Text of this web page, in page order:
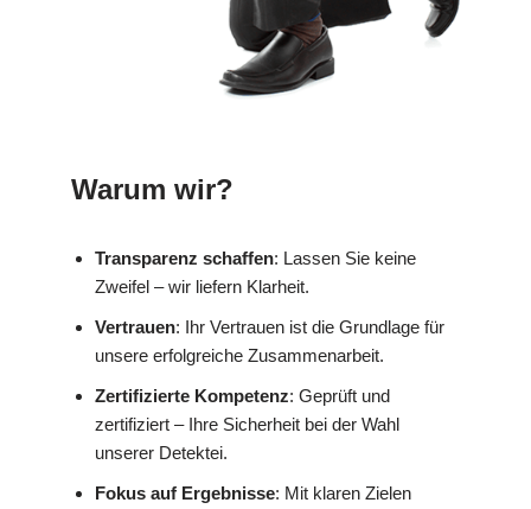
Warum wir?
Transparenz schaffen: Lassen Sie keine
Zweifel – wir liefern Klarheit.
Vertrauen: Ihr Vertrauen ist die Grundlage für
unsere erfolgreiche Zusammenarbeit.
Zertifizierte Kompetenz: Geprüft und
zertifiziert – Ihre Sicherheit bei der Wahl
unserer Detektei.
Fokus auf Ergebnisse: Mit klaren Zielen